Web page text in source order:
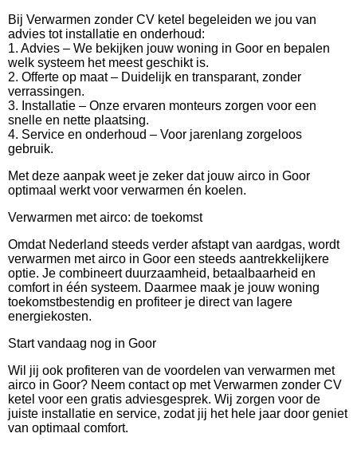
Bij Verwarmen zonder CV ketel begeleiden we jou van
advies tot installatie en onderhoud:
1. Advies – We bekijken jouw woning in Goor en bepalen
welk systeem het meest geschikt is.
2. Offerte op maat – Duidelijk en transparant, zonder
verrassingen.
3. Installatie – Onze ervaren monteurs zorgen voor een
snelle en nette plaatsing.
4. Service en onderhoud – Voor jarenlang zorgeloos
gebruik.
Met deze aanpak weet je zeker dat jouw airco in Goor
optimaal werkt voor verwarmen én koelen.
Verwarmen met airco: de toekomst
Omdat Nederland steeds verder afstapt van aardgas, wordt
verwarmen met airco in Goor een steeds aantrekkelijkere
optie. Je combineert duurzaamheid, betaalbaarheid en
comfort in één systeem. Daarmee maak je jouw woning
toekomstbestendig en profiteer je direct van lagere
energiekosten.
Start vandaag nog in Goor
Wil jij ook profiteren van de voordelen van verwarmen met
airco in Goor? Neem contact op met Verwarmen zonder CV
ketel voor een gratis adviesgesprek. Wij zorgen voor de
juiste installatie en service, zodat jij het hele jaar door geniet
van optimaal comfort.